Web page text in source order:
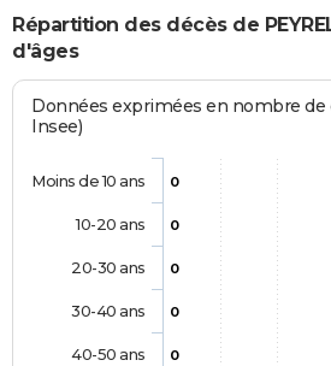
Répartition des décès de
d'âges
Données exprimées en nombre de
Insee)
0
0
0
0
0
Moins de 10 ans
10-20 ans
20-30 ans
30-40 ans
40-50 ans